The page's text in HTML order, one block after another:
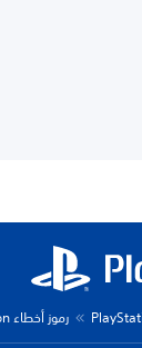
رموز أخطاء PlayStation